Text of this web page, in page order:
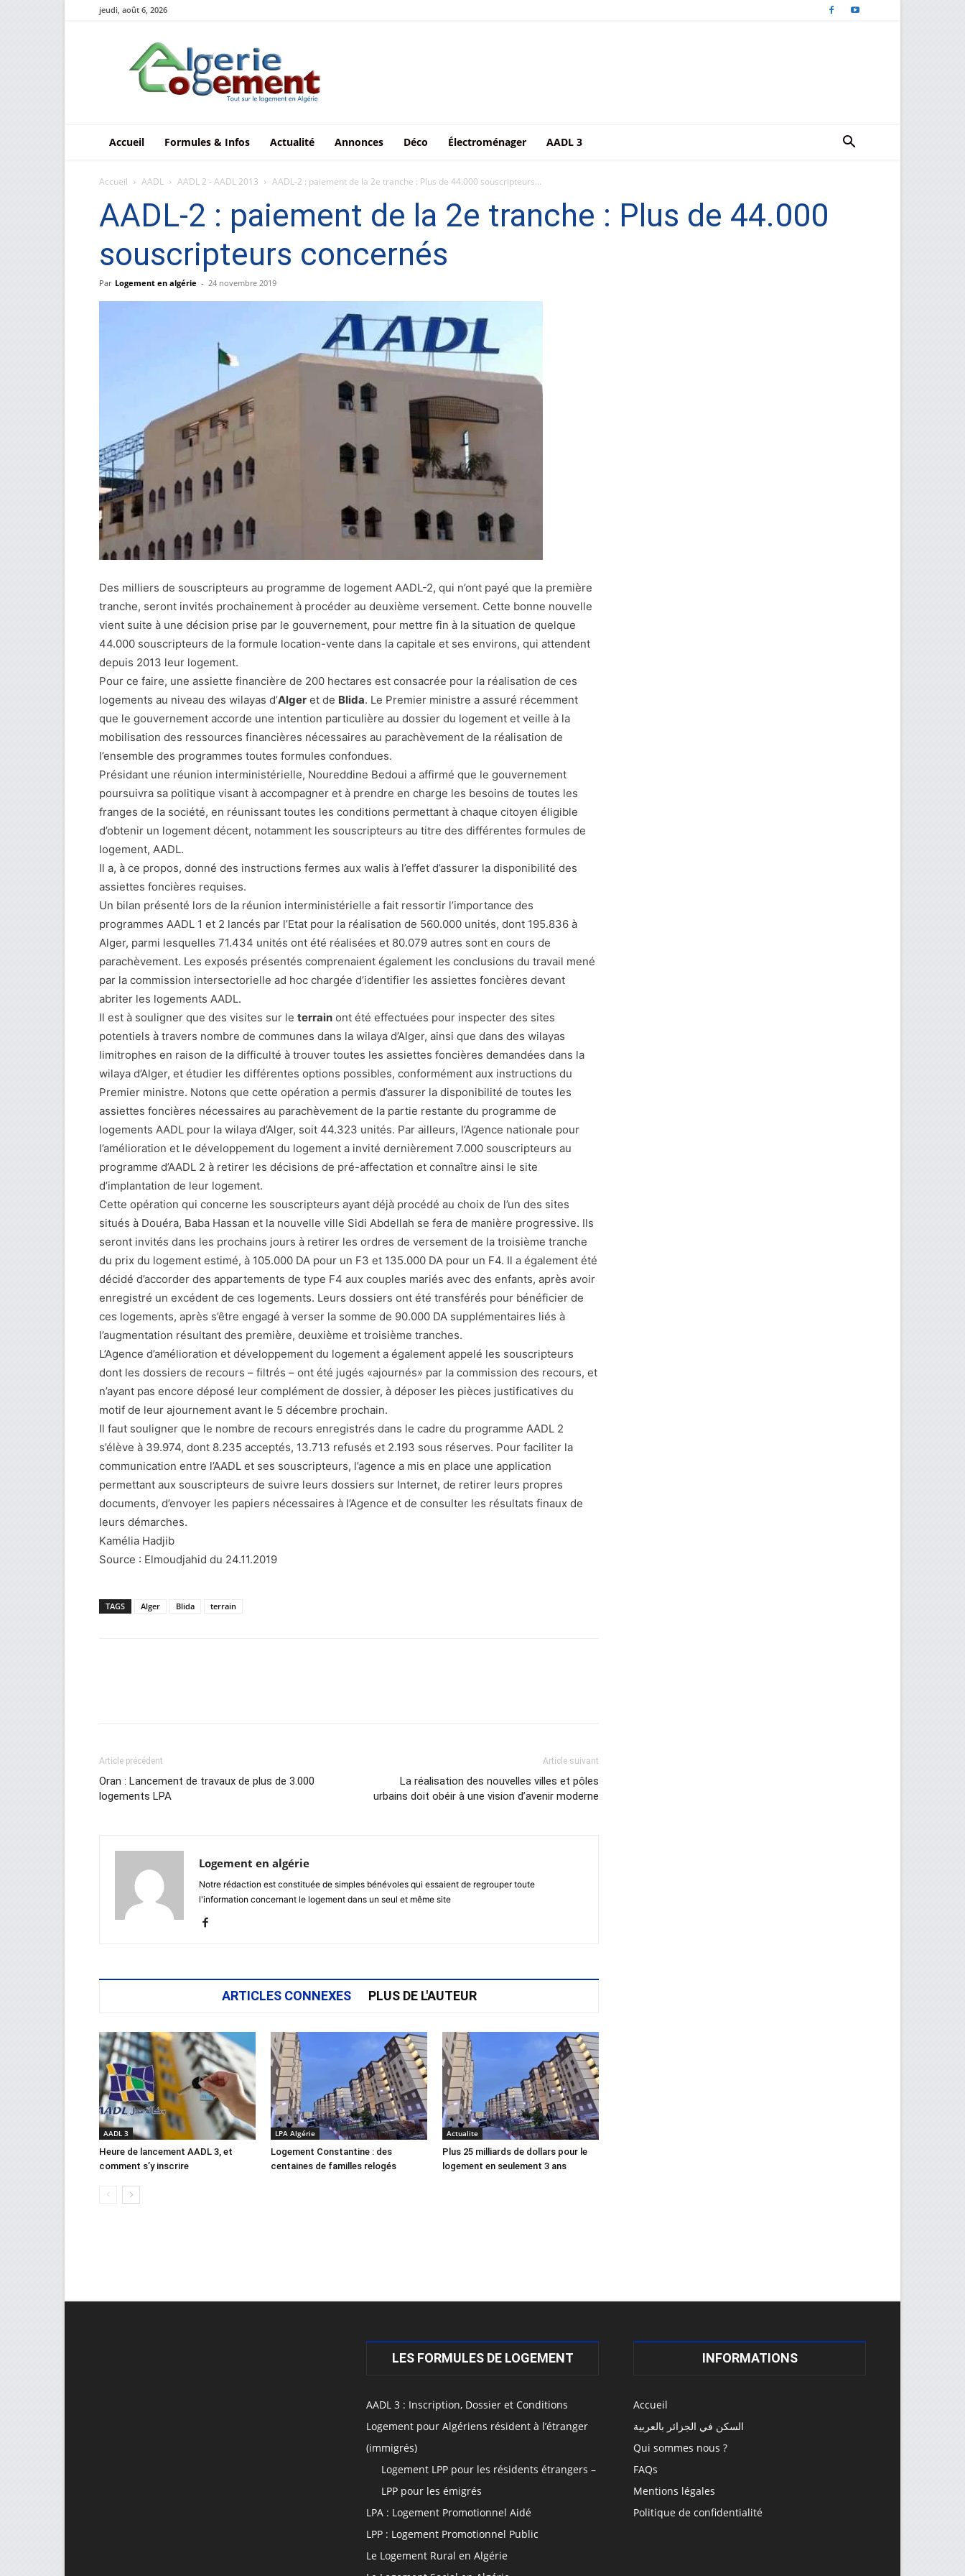
jeudi, août 6, 2026
Le
logement
en
Algérie
Accueil Formules & Infos Actualité Annonces Déco Électroménager AADL 3
Accueil AADL AADL 2 - AADL 2013 AADL-2 : paiement de la 2e tranche : Plus de 44.000 souscripteurs...
AADL-2 : paiement de la 2e tranche : Plus de 44.000
souscripteurs concernés
Par Logement en algérie - 24 novembre 2019
Des milliers de souscripteurs au programme de logement AADL-2, qui n’ont payé que la première
tranche, seront invités prochainement à procéder au deuxième versement. Cette bonne nouvelle
vient suite à une décision prise par le gouvernement, pour mettre fin à la situation de quelque
44.000 souscripteurs de la formule location-vente dans la capitale et ses environs, qui attendent
depuis 2013 leur logement.
Pour ce faire, une assiette financière de 200 hectares est consacrée pour la réalisation de ces
logements au niveau des wilayas d’Alger et de Blida. Le Premier ministre a assuré récemment
que le gouvernement accorde une intention particulière au dossier du logement et veille à la
mobilisation des ressources financières nécessaires au parachèvement de la réalisation de
l’ensemble des programmes toutes formules confondues.
Présidant une réunion interministérielle, Noureddine Bedoui a affirmé que le gouvernement
poursuivra sa politique visant à accompagner et à prendre en charge les besoins de toutes les
franges de la société, en réunissant toutes les conditions permettant à chaque citoyen éligible
d’obtenir un logement décent, notamment les souscripteurs au titre des différentes formules de
logement, AADL.
Il a, à ce propos, donné des instructions fermes aux walis à l’effet d’assurer la disponibilité des
assiettes foncières requises.
Un bilan présenté lors de la réunion interministérielle a fait ressortir l’importance des
programmes AADL 1 et 2 lancés par l’Etat pour la réalisation de 560.000 unités, dont 195.836 à
Alger, parmi lesquelles 71.434 unités ont été réalisées et 80.079 autres sont en cours de
parachèvement. Les exposés présentés comprenaient également les conclusions du travail mené
par la commission intersectorielle ad hoc chargée d’identifier les assiettes foncières devant
abriter les logements AADL.
Il est à souligner que des visites sur le terrain ont été effectuées pour inspecter des sites
potentiels à travers nombre de communes dans la wilaya d’Alger, ainsi que dans des wilayas
limitrophes en raison de la difficulté à trouver toutes les assiettes foncières demandées dans la
wilaya d’Alger, et étudier les différentes options possibles, conformément aux instructions du
Premier ministre. Notons que cette opération a permis d’assurer la disponibilité de toutes les
assiettes foncières nécessaires au parachèvement de la partie restante du programme de
logements AADL pour la wilaya d’Alger, soit 44.323 unités. Par ailleurs, l’Agence nationale pour
l’amélioration et le développement du logement a invité dernièrement 7.000 souscripteurs au
programme d’AADL 2 à retirer les décisions de pré-affectation et connaître ainsi le site
d’implantation de leur logement.
Cette opération qui concerne les souscripteurs ayant déjà procédé au choix de l’un des sites
situés à Douéra, Baba Hassan et la nouvelle ville Sidi Abdellah se fera de manière progressive. Ils
seront invités dans les prochains jours à retirer les ordres de versement de la troisième tranche
du prix du logement estimé, à 105.000 DA pour un F3 et 135.000 DA pour un F4. Il a également été
décidé d’accorder des appartements de type F4 aux couples mariés avec des enfants, après avoir
enregistré un excédent de ces logements. Leurs dossiers ont été transférés pour bénéficier de
ces logements, après s’être engagé à verser la somme de 90.000 DA supplémentaires liés à
l’augmentation résultant des première, deuxième et troisième tranches.
L’Agence d’amélioration et développement du logement a également appelé les souscripteurs
dont les dossiers de recours – filtrés – ont été jugés «ajournés» par la commission des recours, et
n’ayant pas encore déposé leur complément de dossier, à déposer les pièces justificatives du
motif de leur ajournement avant le 5 décembre prochain.
Il faut souligner que le nombre de recours enregistrés dans le cadre du programme AADL 2
s’élève à 39.974, dont 8.235 acceptés, 13.713 refusés et 2.193 sous réserves. Pour faciliter la
communication entre l’AADL et ses souscripteurs, l’agence a mis en place une application
permettant aux souscripteurs de suivre leurs dossiers sur Internet, de retirer leurs propres
documents, d’envoyer les papiers nécessaires à l’Agence et de consulter les résultats finaux de
leurs démarches.
Kamélia Hadjib
Source : Elmoudjahid du 24.11.2019
TAGS Alger Blida terrain
Article précédent
Oran : Lancement de travaux de plus de 3.000
logements LPA
Article suivant
La réalisation des nouvelles villes et pôles
urbains doit obéir à une vision d’avenir moderne
Logement en algérie
Notre rédaction est constituée de simples bénévoles qui essaient de regrouper toute
l'information concernant le logement dans un seul et même site
ARTICLES CONNEXES PLUS DE L'AUTEUR
AADL 3
Heure de lancement AADL 3, et
comment s’y inscrire
LPA Algérie
Logement Constantine : des
centaines de familles relogés
Actualite
Plus 25 milliards de dollars pour le
logement en seulement 3 ans
LES FORMULES DE LOGEMENT
AADL 3 : Inscription, Dossier et Conditions
Logement pour Algériens résident à l’étranger
(immigrés)
Logement LPP pour les résidents étrangers –
LPP pour les émigrés
LPA : Logement Promotionnel Aidé
LPP : Logement Promotionnel Public
Le Logement Rural en Algérie
INFORMATIONS
Accueil
السكن في الجزائر بالعربية
Qui sommes nous ?
FAQs
Mentions légales
Politique de confidentialité